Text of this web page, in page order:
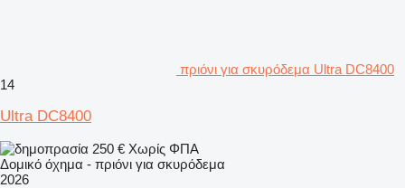
πριόνι για σκυρόδεμα Ultra DC8400
14
Ultra DC8400
250 € Χωρίς ΦΠΑ
Δομικό όχημα - πριόνι για σκυρόδεμα
2026